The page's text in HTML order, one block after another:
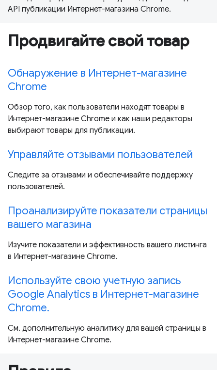
API публикации Интернет-магазина Chrome.
Продвигайте свой товар
Обнаружение в Интернет-магазине
Chrome
Обзор того, как пользователи находят товары в
Интернет-магазине Chrome и как наши редакторы
выбирают товары для публикации.
Управляйте отзывами пользователей
Следите за отзывами и обеспечивайте поддержку
пользователей.
Проанализируйте показатели страницы
вашего магазина
Изучите показатели и эффективность вашего листинга
в Интернет-магазине Chrome.
Используйте свою учетную запись
Google Analytics в Интернет-магазине
Chrome.
См. дополнительную аналитику для вашей страницы в
Интернет-магазине Chrome.